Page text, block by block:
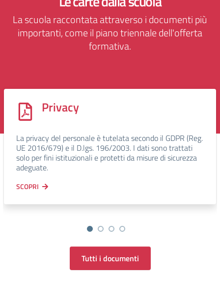
La scuola raccontata attraverso i documenti più
importanti, come il piano triennale dell'offerta
formativa.
Privacy
La privacy del personale è tutelata secondo il GDPR (Reg.
UE 2016/679) e il D.lgs. 196/2003. I dati sono trattati
solo per fini istituzionali e protetti da misure di sicurezza
adeguate.
SCOPRI
Tutti i documenti